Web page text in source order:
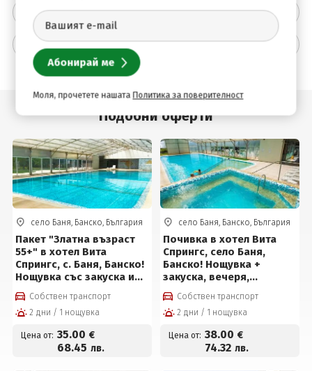
Удобства
Допълнителна информация
Подобни оферти
село Баня, Банско, България
Пакет "Златна възраст
55+" в хотел Вита
Спрингс, с. Баня, Банско!
Нощувка със закуска и
вечеря + Минерални
басейни и СПА пакет за
35 € на човек
Собствен транспорт
2 дни / 1 нощувка
Цена от: 35.00 €
68.45 лв.
село Баня, Банско, България
Почивка в хотел Вита
Спрингс, село Баня,
Банско! Нощувка +
закуска, вечеря,
вътрешен топъл
минерален басейн,
джакузи и СПА пакет на
човек
Собствен транспорт
2 дни / 1 нощувка
Цена от: 38.00 €
74.32 лв.
Моля, прочетете нашата Политика за поверителност